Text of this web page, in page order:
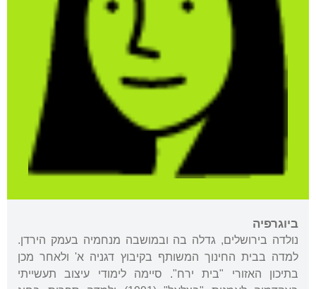
ביוגרפיה
נולדה בירושלים, גדלה בה ובמושבה מנחמיה בעמק הירדן.
למדה בבית החינוך המשותף בקיבוץ דגניה א' ולאחר מכן
בתיכון האזורי "בית ירח". סיימה לימודי עיצוב תעשייתי